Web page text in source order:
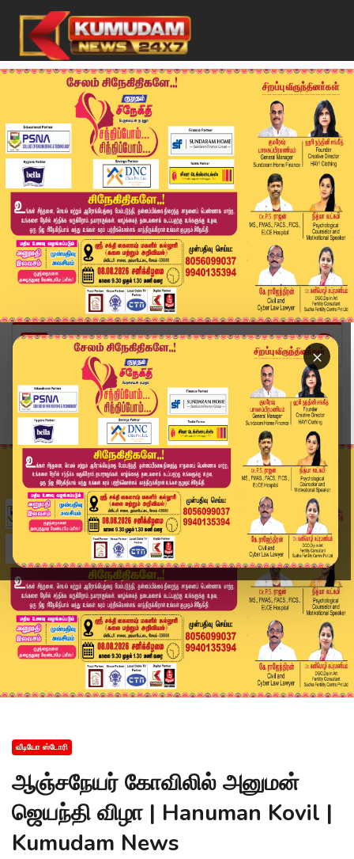
×
Home
வீடியோ ஸ்டோரி
ஆஞ்சநேயர் கோவிலில் அனுமன் ஜெயந்தி விழா | Hanuma...
வீடியோ ஸ்டோரி
ஆஞ்சநேயர் கோவிலில் அனுமன்
ஜெயந்தி விழா | Hanuman Kovil |
Kumudam News